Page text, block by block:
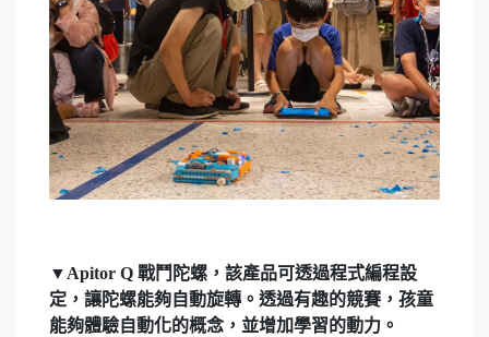
▼Apitor Q 戰鬥陀螺，該產品可透過程式編程設
定，讓陀螺能夠自動旋轉。透過有趣的競賽，孩童
能夠體驗自動化的概念，並增加學習的動力。